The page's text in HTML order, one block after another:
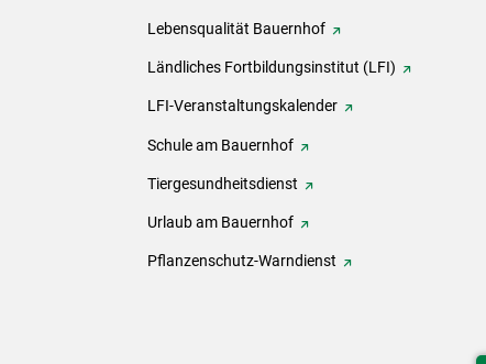
Lebensqualität Bauernhof
Ländliches Fortbildungsinstitut (LFI)
LFI-Veranstaltungskalender
Schule am Bauernhof
Tiergesundheitsdienst
Urlaub am Bauernhof
Pflanzenschutz-Warndienst